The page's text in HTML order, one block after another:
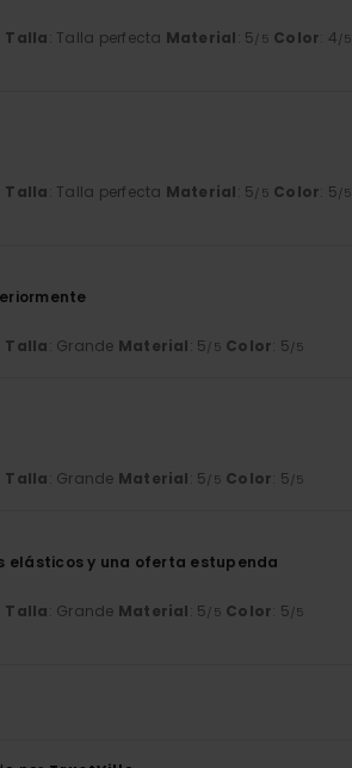
Talla: Talla perfecta Material: 5/5 Color: 4/5
Talla: Talla perfecta Material: 5/5 Color: 5/5
Talla: Grande Material: 5/5 Color: 5/5
Talla: Grande Material: 5/5 Color: 5/5
elásticos y una oferta estupenda
Talla: Grande Material: 5/5 Color: 5/5